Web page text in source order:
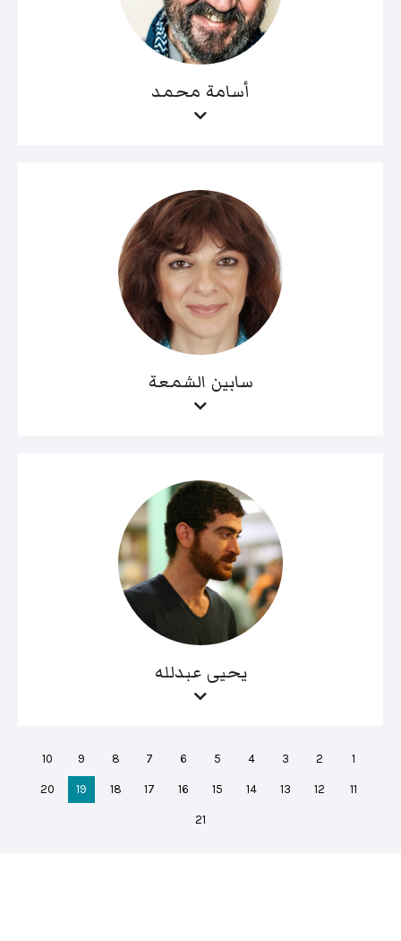
أسامة محمد
سابين الشمعة
يحيى عبدلله
1
2
3
4
5
6
7
8
9
10
11
12
13
14
15
16
17
18
19
20
21